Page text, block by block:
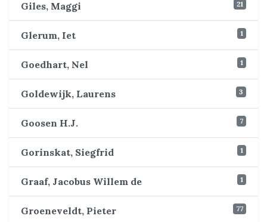
Giles, Maggi 21
Glerum, Iet 1
Goedhart, Nel 1
Goldewijk, Laurens 3
Goosen H.J. 7
Gorinskat, Siegfrid 1
Graaf, Jacobus Willem de 1
Groeneveldt, Pieter 77